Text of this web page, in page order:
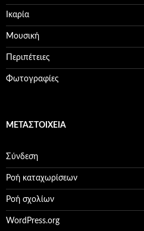
Ικαρία
Μουσική
Περιπέτειες
Φωτογραφίες
ΜΕΤΑΣΤΟΙΧΕΊΑ
Σύνδεση
Ροή καταχωρίσεων
Ροή σχολίων
WordPress.org